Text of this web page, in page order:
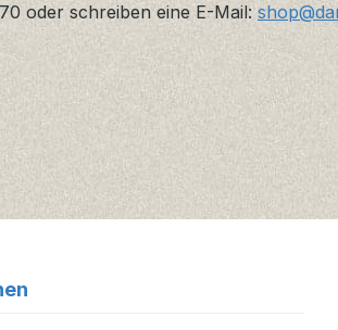
oder schreiben eine E-Mail: